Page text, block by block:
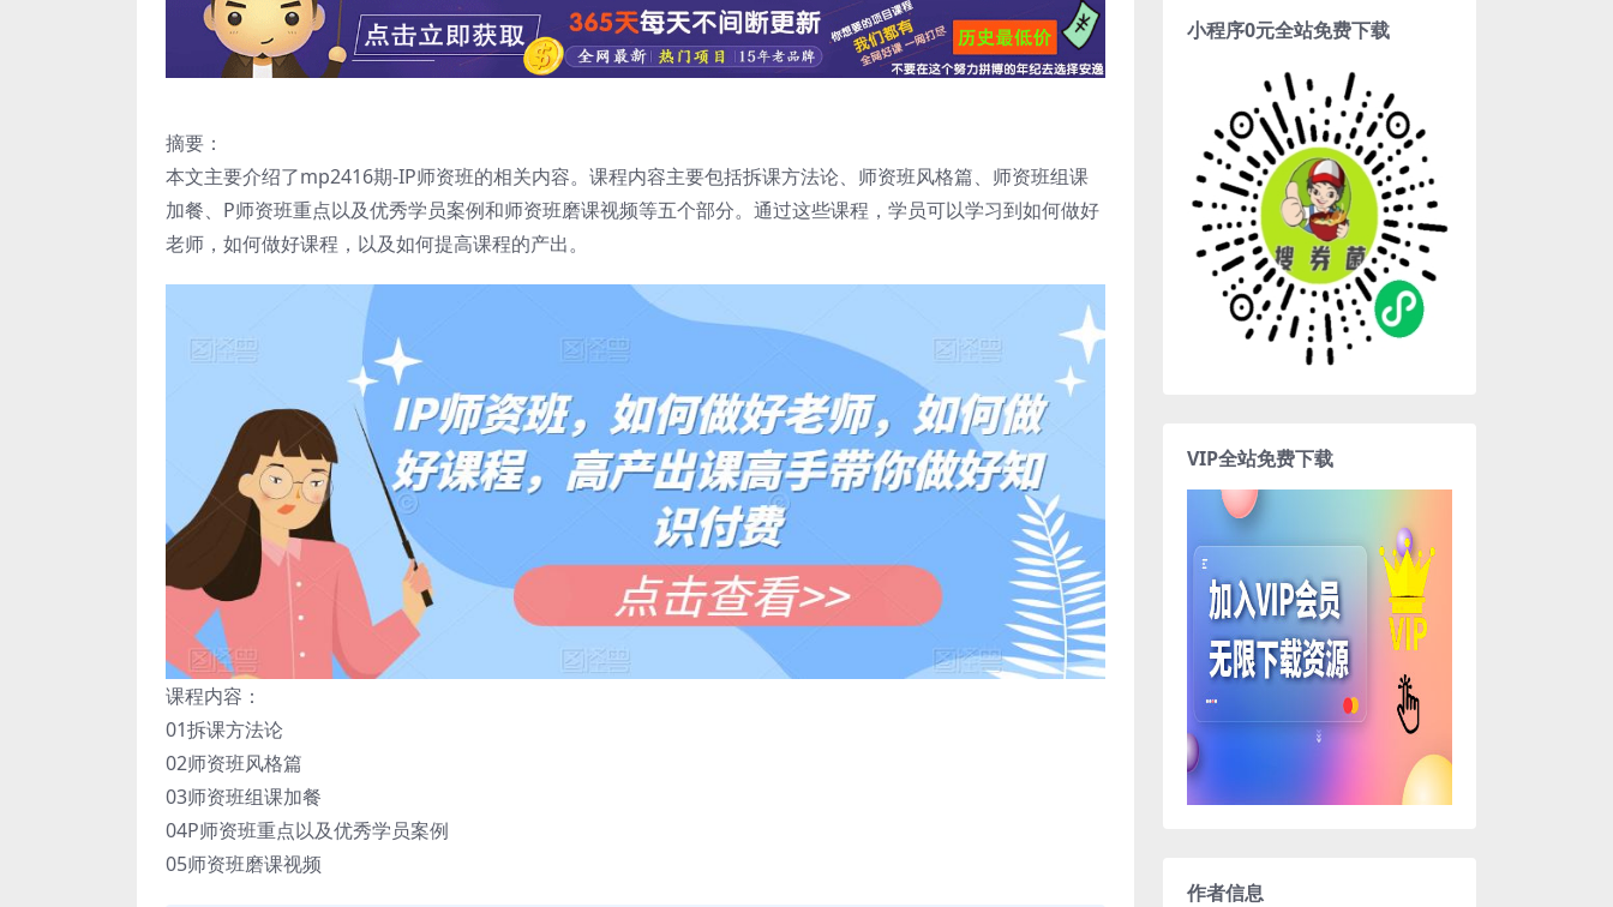
摘要：
本文主要介绍了mp2416期-IP师资班的相关内容。课程内容主要包括拆课方法论、师资班风格篇、师资班组课
加餐、P师资班重点以及优秀学员案例和师资班磨课视频等五个部分。通过这些课程，学员可以学习到如何做好
老师，如何做好课程，以及如何提高课程的产出。
课程内容：
01拆课方法论
02师资班风格篇
03师资班组课加餐
04P师资班重点以及优秀学员案例
05师资班磨课视频
小程序0元全站免费下载
VIP全站免费下载
作者信息